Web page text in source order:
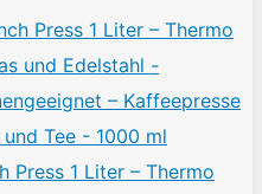
Press 1 Liter – Thermo